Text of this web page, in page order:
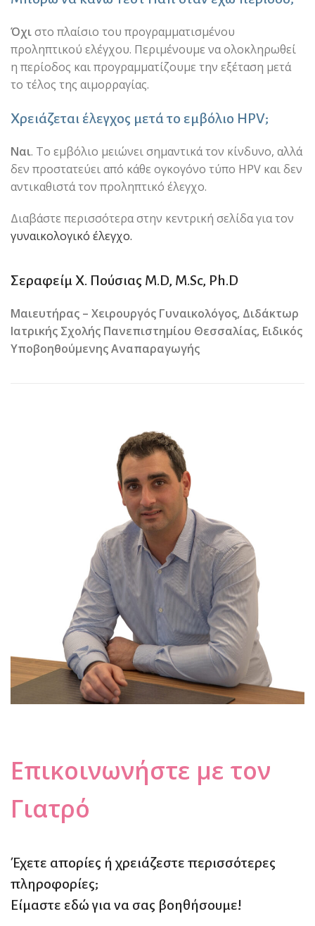
Όχιστο πλαίσιο του προγραμματισμένου
προληπτικού ελέγχου. Περιμένουμε να ολοκληρωθεί
η περίοδος και προγραμματίζουμε την εξέταση μετά
το τέλος της αιμορραγίας.
Χρειάζεται έλεγχος μετά το εμβόλιο HPV;
Ναι. Το εμβόλιο μειώνει σημαντικά τον κίνδυνο, αλλά
δεν προστατεύει από κάθε ογκογόνο τύπο HPV και δεν
αντικαθιστά τον προληπτικό έλεγχο.
Διαβάστε περισσότερα στην κεντρική σελίδα για τον
γυναικολογικό έλεγχο.
Σεραφείμ Χ. Πούσιας M.D, M.Sc, Ph.D
Μαιευτήρας – Χειρουργός Γυναικολόγος, Διδάκτωρ
Ιατρικής Σχολής Πανεπιστημίου Θεσσαλίας, Ειδικός
Υποβοηθούμενης Αναπαραγωγής
Επικοινωνήστε με τον
Γιατρό
Έχετε απορίες ή χρειάζεστε περισσότερες
πληροφορίες;
Είμαστε εδώ για να σας βοηθήσουμε!